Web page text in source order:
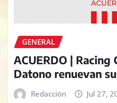
GENERAL
ACUERDO |
Datono renuevan
Redacción Jul 27,